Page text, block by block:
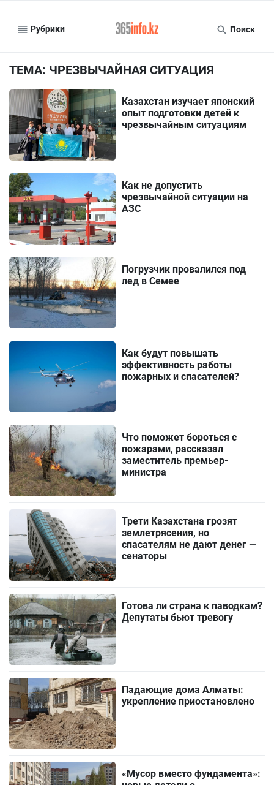
Рубрики Поиск
ТЕМА: ЧРЕЗВЫЧАЙНАЯ СИТУАЦИЯ
Казахстан изучает японский
опыт подготовки детей к
чрезвычайным ситуациям
Как не допустить
чрезвычайной ситуации на
АЗС
Погрузчик провалился под
лед в Семее
Как будут повышать
эффективность работы
пожарных и спасателей?
Что поможет бороться с
пожарами, рассказал
заместитель премьер-
министра
Трети Казахстана грозят
землетрясения, но
спасателям не дают денег —
сенаторы
Готова ли страна к паводкам?
Депутаты бьют тревогу
Падающие дома Алматы:
укрепление приостановлено
«Мусор вместо фундамента»: